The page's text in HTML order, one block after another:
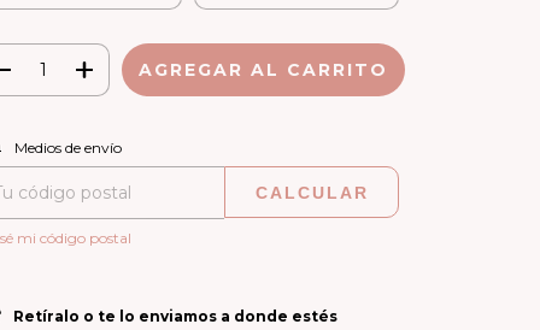
para el CP:
Medios de envío
CALCULAR
mi código postal
Retíralo o te lo enviamos a donde estés